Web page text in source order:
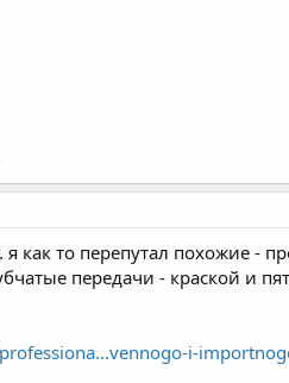
как то перепутал похожие -
передачи - краской и
i-